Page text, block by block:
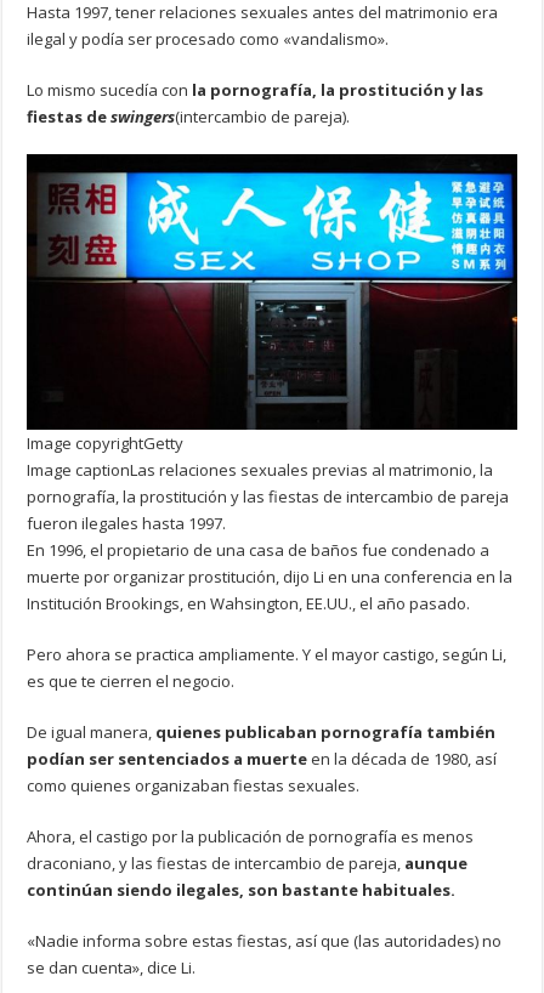
Hasta 1997, tener relaciones sexuales antes del matrimonio era
ilegal y podía ser procesado como «vandalismo».
Lo mismo sucedía con la pornografía, la prostitución y las
fiestas deswingers(intercambio de pareja).
Image copyrightGetty
Image captionLas relaciones sexuales previas al matrimonio, la
pornografía, la prostitución y las fiestas de intercambio de pareja
fueron ilegales hasta 1997.
En 1996, el propietario de una casa de baños fue condenado a
muerte por organizar prostitución, dijo Li en una conferencia en la
Institución Brookings, en Wahsington, EE.UU., el año pasado.
Pero ahora se practica ampliamente. Y el mayor castigo, según Li,
es que te cierren el negocio.
De igual manera, quienes publicaban pornografía también
podían ser sentenciados a muerteen la década de 1980, así
como quienes organizaban fiestas sexuales.
Ahora, el castigo por la publicación de pornografía es menos
draconiano, y las fiestas de intercambio de pareja, aunque
continúan siendo ilegales, son bastante habituales.
«Nadie informa sobre estas fiestas, así que (las autoridades) no
se dan cuenta», dice Li.